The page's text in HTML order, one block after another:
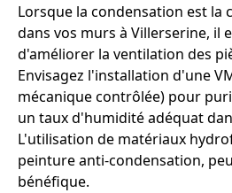
Lorsque la condensation est la
dans vos murs à Villerserine, il
d'améliorer la ventilation des
Envisagez l'installation d'une
mécanique contrôlée) pour
un taux d'humidité adéquat
L'utilisation de matériaux
peinture anti-condensation,
bénéfique.